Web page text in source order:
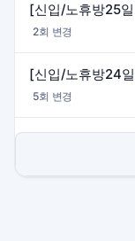
[신입/노휴방25
2회 변경
5회 변경